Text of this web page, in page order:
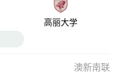
高丽大学
澳新南联